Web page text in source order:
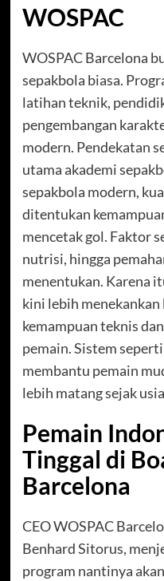
WOSPAC
WOSPAC Barcelona
sepakbola biasa.
latihan teknik,
pengembangan
modern. Pendekatan
utama akademi
sepakbola modern,
ditentukan
mencetak gol. Faktor
nutrisi, hingga
menentukan. Karena
kini lebih
kemampuan teknis
pemain. Sistem
membantu pemain
lebih matang sejak
Pemain
Tinggal di
Barcelona
CEO WOSPAC
Benhard Sitorus,
program nantinya